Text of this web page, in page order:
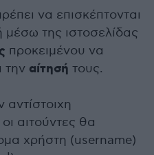
να επισκέπτονται
μέσω της ιστοσελίδας
προκειμένου να
την αίτησή τους.
αντίστοιχη
αιτούντες θα
χρήστη (username)